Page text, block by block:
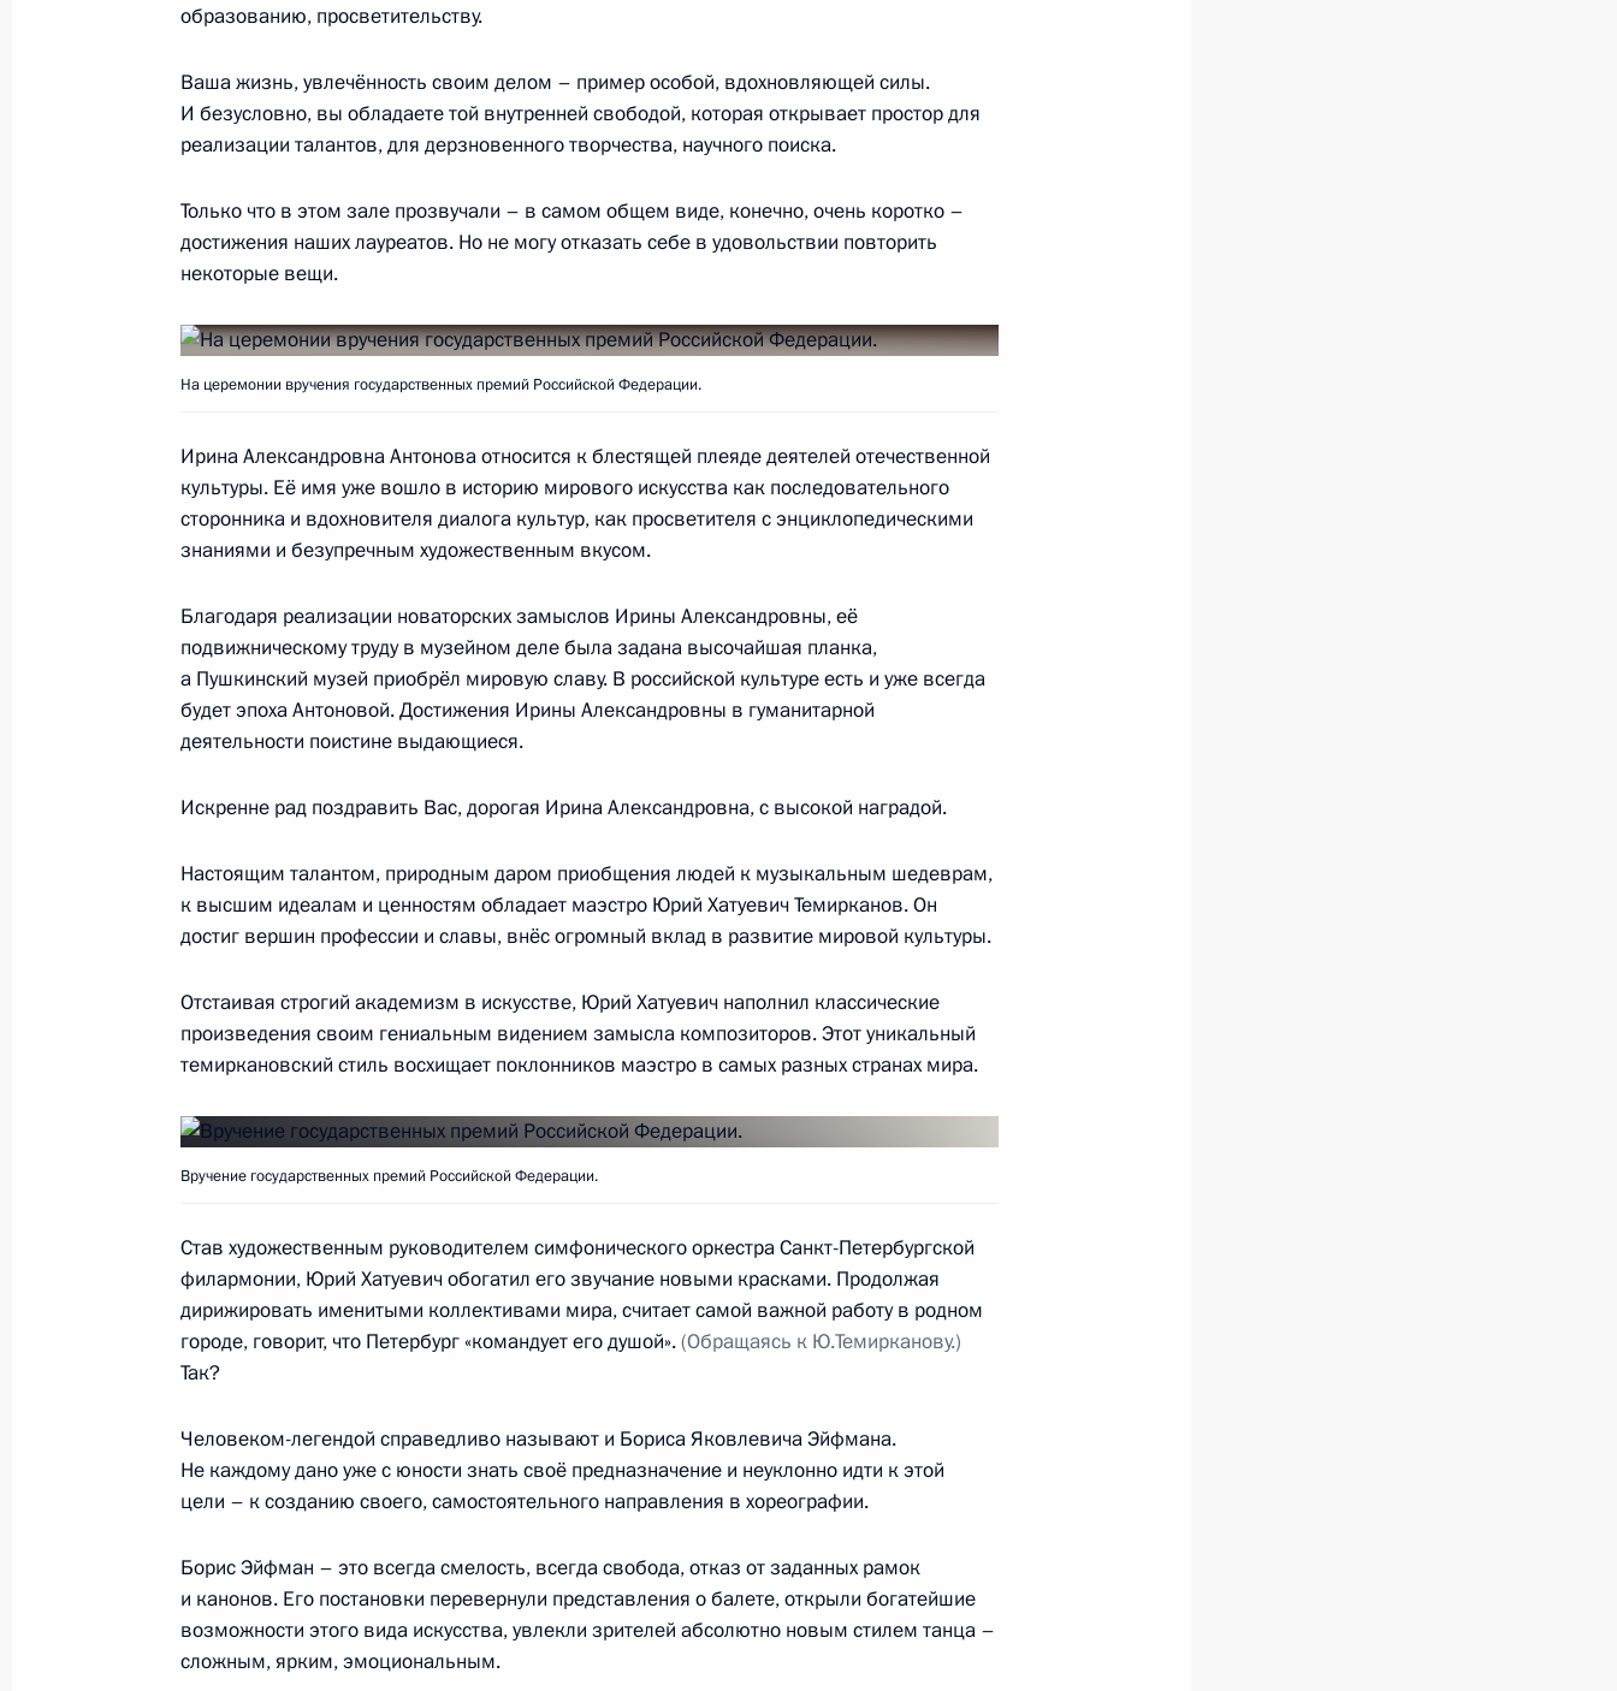
Заседание Комиссии по предварительному рассмотрению
кандидатур на должности судей федеральных судов
20 июня 2018 года, среда
Заседание Национального совета при Президенте
по профессиональным квалификациям
3
12 июня 2018 года, вторник
12 июня 2018 года, 13:00 Москва, Кремль
8 июня 2018 года, пятница
8 июня 2018 года, 13:15
Объявлены лауреаты Госпремии 2017 года
29 мая 2018 года, вторник
Заседание Комиссии по вопросам кадровой политики
в правоохранительных органах
24 мая 2018 года, четверг
Вручение госнаград представителям международного
24 мая 2018 года, 23:25 Санкт-Петербург
22 мая 2018 года, вторник
Магомедсалам Магомедов совершил рабочую поездку в ХМАО
Ханты-Мансийск
образованию, просветительству.
Ваша жизнь, увлечённость своим делом – пример особой, вдохновляющей силы.
И безусловно, вы обладаете той внутренней свободой, которая открывает простор для
реализации талантов, для дерзновенного творчества, научного поиска.
Только что в этом зале прозвучали – в самом общем виде, конечно, очень коротко –
достижения наших лауреатов. Но не могу отказать себе в удовольствии повторить
некоторые вещи.
На церемонии вручения государственных премий Российской Федерации.
Ирина Александровна Антонова относится к блестящей плеяде деятелей отечественной
культуры. Её имя уже вошло в историю мирового искусства как последовательного
сторонника и вдохновителя диалога культур, как просветителя с энциклопедическими
знаниями и безупречным художественным вкусом.
Благодаря реализации новаторских замыслов Ирины Александровны, её
подвижническому труду в музейном деле была задана высочайшая планка,
а Пушкинский музей приобрёл мировую славу. В российской культуре есть и уже всегда
будет эпоха Антоновой. Достижения Ирины Александровны в гуманитарной
деятельности поистине выдающиеся.
Искренне рад поздравить Вас, дорогая Ирина Александровна, с высокой наградой.
Настоящим талантом, природным даром приобщения людей к музыкальным шедеврам,
к высшим идеалам и ценностям обладает маэстро Юрий Хатуевич Темирканов. Он
достиг вершин профессии и славы, внёс огромный вклад в развитие мировой культуры.
Отстаивая строгий академизм в искусстве, Юрий Хатуевич наполнил классические
произведения своим гениальным видением замысла композиторов. Этот уникальный
темиркановский стиль восхищает поклонников маэстро в самых разных странах мира.
Вручение государственных премий Российской Федерации.
Став художественным руководителем симфонического оркестра Санкт-Петербургской
филармонии, Юрий Хатуевич обогатил его звучание новыми красками. Продолжая
дирижировать именитыми коллективами мира, считает самой важной работу в родном
городе, говорит, что Петербург «командует его душой».(Обращаясь к Ю.Темирканову.)
Так?
Человеком-легендой справедливо называют и Бориса Яковлевича Эйфмана.
Не каждому дано уже с юности знать своё предназначение и неуклонно идти к этой
цели – к созданию своего, самостоятельного направления в хореографии.
Борис Эйфман – это всегда смелость, всегда свобода, отказ от заданных рамок
и канонов. Его постановки перевернули представления о балете, открыли богатейшие
возможности этого вида искусства, увлекли зрителей абсолютно новым стилем танца –
сложным, ярким, эмоциональным.